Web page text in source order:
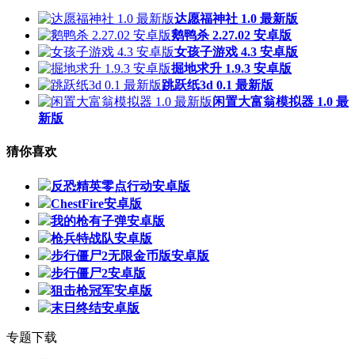
达愿福神社 1.0 最新版
鹅鸭杀 2.27.02 安卓版
女孩子游戏 4.3 安卓版
掘地求升 1.9.3 安卓版
跳跃纸3d 0.1 最新版
闲置大富翁模拟器 1.0 最
新版
猜你喜欢
反恐精英零点行动安卓版
ChestFire安卓版
我的枪有子弹安卓版
枪兵特战队安卓版
步行僵尸2无限金币版安卓版
步行僵尸2安卓版
狙击枪冠军安卓版
末日终结安卓版
专题下载